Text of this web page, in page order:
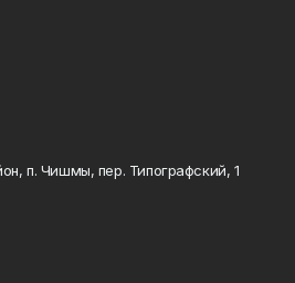
п. Чишмы, пер. Типографский, 1